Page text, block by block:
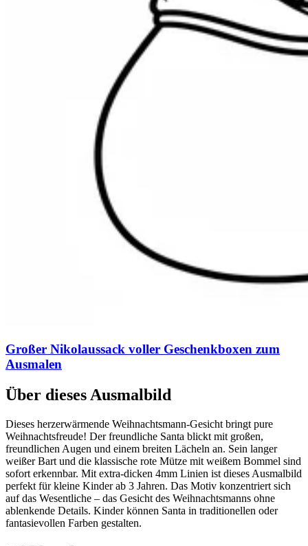
Großer Nikolaussack voller Geschenkboxen zum
Ausmalen
Über dieses Ausmalbild
Dieses herzerwärmende Weihnachtsmann-Gesicht bringt pure
Weihnachtsfreude! Der freundliche Santa blickt mit großen,
freundlichen Augen und einem breiten Lächeln an. Sein langer
weißer Bart und die klassische rote Mütze mit weißem Bommel sind
sofort erkennbar. Mit extra-dicken 4mm Linien ist dieses Ausmalbild
perfekt für kleine Kinder ab 3 Jahren. Das Motiv konzentriert sich
auf das Wesentliche – das Gesicht des Weihnachtsmanns ohne
ablenkende Details. Kinder können Santa in traditionellen oder
fantasievollen Farben gestalten.